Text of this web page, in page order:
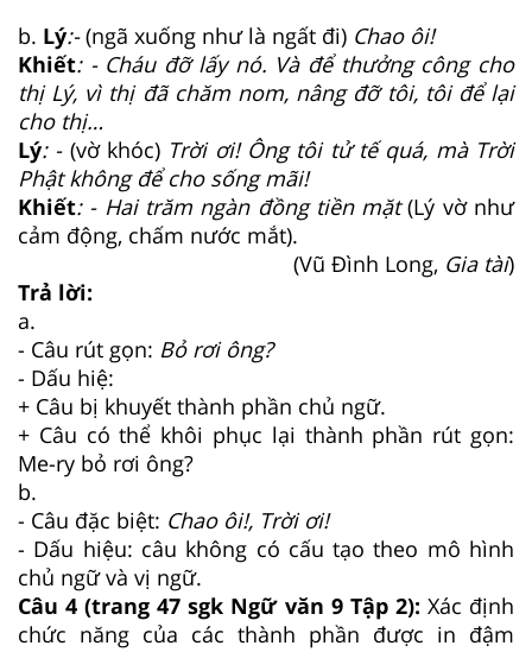
b. Lý:-(ngã xuống như là ngất đi) Chao ôi!
Khiết: - Cháu đỡ lấy nó. Và để thưởng công cho
thị Lý, vì thị đã chăm nom, nâng đỡ tôi, tôi để lại
cho thị…
Lý: - (vờ khóc) Trời ơi! Ông tôi tử tế quá, mà Trời
Phật không để cho sống mãi!
Khiết: - Hai trăm ngàn đồng tiền mặt(Lý vờ như
cảm động, chấm nước mắt).
(Vũ Đình Long, Gia tài)
Trả lời:
a.
- Câu rút gọn: Bỏ rơi ông?
- Dấu hiệ:
+ Câu bị khuyết thành phần chủ ngữ.
+ Câu có thể khôi phục lại thành phần rút gọn:
Me-ry bỏ rơi ông?
b.
- Câu đặc biệt: Chao ôi!, Trời ơi!
- Dấu hiệu: câu không có cấu tạo theo mô hình
chủ ngữ và vị ngữ.
Câu 4 (trang 47 sgk Ngữ văn 9 Tập 2): Xác định
chức năng của các thành phần được in đậm